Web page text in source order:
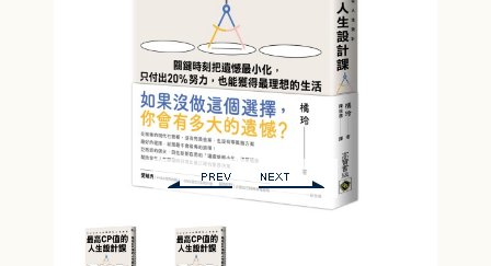
管理與領導 (4)
會計/統計 (3)
經濟／趨勢 (23)
行銷/廣告/業務 (5)
醫療保健 (55)